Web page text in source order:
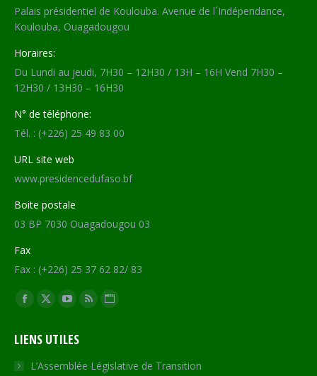
Palais présidentiel de Koulouba. Avenue de l´Indépendance,
Koulouba, Ouagadougou
Horaires:
Du Lundi au jeudi, 7H30 – 12H30 / 13H – 16H Vend 7H30 –
12H30 / 13H30 – 16H30
N° de téléphone:
Tél. : (+226) 25 49 83 00
URL site web
www.presidencedufaso.bf
Boite postale
03 BP 7030 Ouagadougou 03
Fax
Fax : (+226) 25 37 62 82/ 83
Trouvez nous sur :
Facebook
opens
in
X
opens
in
YouTube
opens
in
RSS
in
Site
opens
LIENS UTILES
L’Assemblée Législative de Transition